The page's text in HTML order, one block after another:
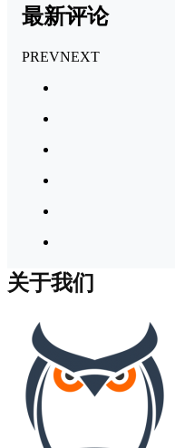
最新评论
PREVNEXT
关于我们